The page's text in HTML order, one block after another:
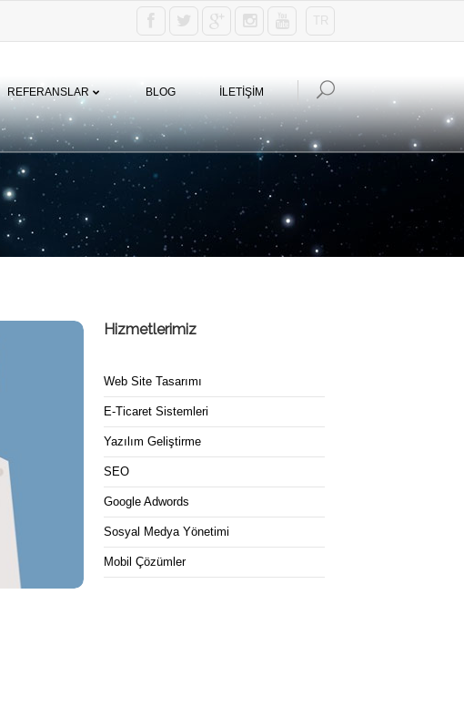
TR
REFERANSLAR BLOG İLETİŞİM
Hizmetlerimiz
Web Site Tasarımı
E-Ticaret Sistemleri
Yazılım Geliştirme
SEO
Google Adwords
Sosyal Medya Yönetimi
Mobil Çözümler